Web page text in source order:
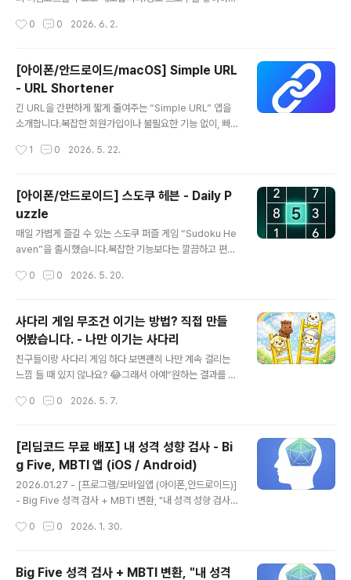
별한 게임 모드입니다.블라인드 모드를 활성화하면 마지막
아가세요!🎁 이벤트 내용정상 가격: $2.99이벤트 가격: 무
📱 다운로드iOS리딤코드:https://apps.apple.com/re
deem?ctx=offercodes&id=6770051890&code
=SUDOKUJUNE2026앱 다운로드:https://apps.app
le.com/app/sudoku-heaven-daily-puzzle/id677
0051890Android앱 다운로드:https://play.google.
0 0 2026. 6. 2.
[아이폰/안드로이드/macOS] Simple URL
- URL Shortener
긴 URL을 간편하게 짧게 줄여주는 “Simple URL” 앱을
소개합니다.복잡한 회원가입이나 불필요한 기능 없이, 빠
든 앱입니다.아이폰, 안드로이드, macOS를 모두 지원하
요 기능긴 URL을 짧은 링크로 변환QR 코드 자동 생성다
양한 URL 단축 서비스 지원최근 단축 기록 히스토리 관리
클릭 한 번으로 URL 복사빠르고 가벼운 UIiPhone / And
roid / macOS 지원🧩 지원하는 단축 서비스is.gdTiny
URLFirebase Dynamic Linksulvis.netCleanURI기
S에 긴 링크를 올리기 불편한 분QR ..
1 0 2026. 5. 22.
[아이폰/안드로이드] 스도쿠 헤븐 - Daily P
uzzle
매일 가볍게 즐길 수 있는 스도쿠 퍼즐 게임 “Sudoku He
aven”을 출시했습니다.복잡한 기능보다는 깔끔하고 편안
터 숙련자까지 누구나 부담 없이 플레이할 수 있도록 구성
새로운 Daily Puzzle 제공깔끔하고 집중하기 좋은 UI숫
자 메모 기능 지원힌트 기능 지원언제 어디서든 오프라인
플레이 가능아이폰 / 안드로이드 지원🧩 이런 분들에게 추
천합니다스도쿠를 처음 시작하는 분조용히 집중할 수 있는
퍼즐 게임을 찾는 분매일 두뇌 운동을 하고 싶은 분 📱 다
ps/details?id=kam.app.sudokuheaveni..
0 0 2026. 5. 20.
사다리 게임 무조건 이기는 방법? 직접 만들
어봤습니다. - 나만 이기는 사다리
친구들이랑 사다리 게임 하다 보면괜히 나만 계속 걸리는
느낌 들 때 있지 않나요? 😂그래서 아예“원하는 결과를 몰
지 않으면 일반 랜덤 사다리처럼 동작하지만,원하면 특정
하기술게임이나 내기 게임용으로 사용하기같은 방식으로
사용할 수 있습니다.재밌는 건설정한 내용이 화면에 표시
되지 않아서다른 사람들은 일반 사다리 게임처럼 보인다는
점입니다 😂어떻게 설정하나요?START 화면에서먼저 플
을 하지 않으면 완전히 랜덤으로 진행됩니다.이런 상황에
0 0 2026. 5. 7.
[리딤코드 무료 배포] 내 성격 성향 검사 - Bi
g Five, MBTI 앱 (iOS / Android)
2026.01.27 - [프로그램/모바일앱 (아이폰,안드로이드)]
- Big Five 성격 검사 + MBTI 변환, "내 성격 성향 검사"
검사" 앱 소개내 성격은 어떤 유형일까?Big Five 성격 검
0 0 2026. 1. 30.
Big Five 성격 검사 + MBTI 변환, "내 성격